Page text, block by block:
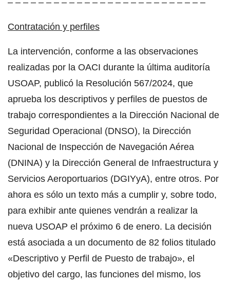
– – – – – – – – – – – – – – – – – – – – – – – – – –
Contratación y perfiles
La intervención, conforme a las observaciones
realizadas por la OACI durante la última auditoría
USOAP, publicó la Resolución 567/2024, que
aprueba los descriptivos y perfiles de puestos de
trabajo correspondientes a la Dirección Nacional de
Seguridad Operacional (DNSO), la Dirección
Nacional de Inspección de Navegación Aérea
(DNINA) y la Dirección General de Infraestructura y
Servicios Aeroportuarios (DGIYyA), entre otros. Por
ahora es sólo un texto más a cumplir y, sobre todo,
para exhibir ante quienes vendrán a realizar la
nueva USOAP el próximo 6 de enero. La decisión
está asociada a un documento de 82 folios titulado
«Descriptivo y Perfil de Puesto de trabajo», el
objetivo del cargo, las funciones del mismo, los